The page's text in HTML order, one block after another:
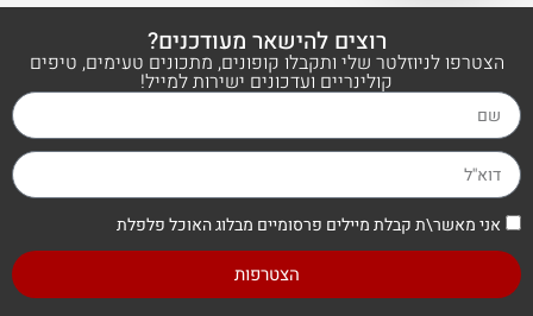
רוצים להישאר מעודכנים?
הצטרפו לניוזלטר שלי ותקבלו קופונים, מתכונים טעימים, טיפים
קולינריים ועדכונים ישירות למייל!
אני מאשר\ת קבלת מיילים פרסומיים מבלוג האוכל פלפלת
הצטרפות